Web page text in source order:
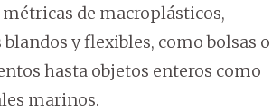
métricas de macroplásticos,
y flexibles, como bolsas o
hasta objetos enteros como
marinos.